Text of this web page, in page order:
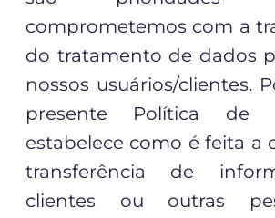
comprometemos com a
do tratamento de dados
nossos usuários/clientes.
presente Política de
estabelece como é feita a
transferência de
clientes ou outras